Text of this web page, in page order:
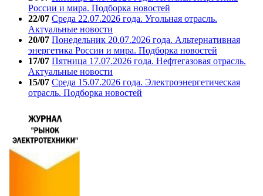
России и мира. Подборка новостей
22/07 Среда 22.07.2026 года. Угольная отрасль.
Актуальные новости
20/07 Понедельник 20.07.2026 года. Альтернативная
энергетика России и мира. Подборка новостей
17/07 Пятница 17.07.2026 года. Нефтегазовая отрасль.
Актуальные новости
15/07 Среда 15.07.2026 года. Электроэнергетическая
отрасль. Подборка новостей